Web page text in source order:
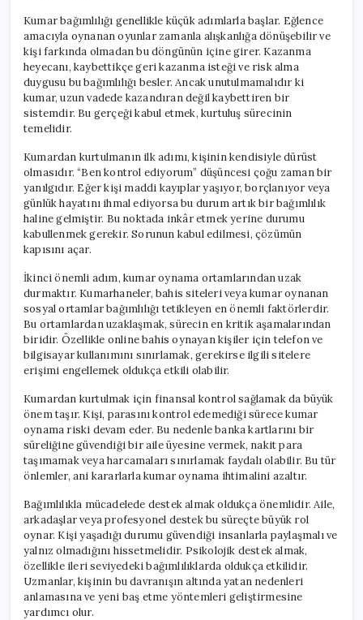
Kumar bağımlılığı genellikle küçük adımlarla başlar. Eğlence
amacıyla oynanan oyunlar zamanla alışkanlığa dönüşebilir ve
kişi farkında olmadan bu döngünün içine girer. Kazanma
heyecanı, kaybettikçe geri kazanma isteği ve risk alma
duygusu bu bağımlılığı besler. Ancak unutulmamalıdır ki
kumar, uzun vadede kazandıran değil kaybettiren bir
sistemdir. Bu gerçeği kabul etmek, kurtuluş sürecinin
temelidir.
Kumardan kurtulmanın ilk adımı, kişinin kendisiyle dürüst
olmasıdır. “Ben kontrol ediyorum” düşüncesi çoğu zaman bir
yanılgıdır. Eğer kişi maddi kayıplar yaşıyor, borçlanıyor veya
günlük hayatını ihmal ediyorsa bu durum artık bir bağımlılık
haline gelmiştir. Bu noktada inkâr etmek yerine durumu
kabullenmek gerekir. Sorunun kabul edilmesi, çözümün
kapısını açar.
İkinci önemli adım, kumar oynama ortamlarından uzak
durmaktır. Kumarhaneler, bahis siteleri veya kumar oynanan
sosyal ortamlar bağımlılığı tetikleyen en önemli faktörlerdir.
Bu ortamlardan uzaklaşmak, sürecin en kritik aşamalarından
biridir. Özellikle online bahis oynayan kişiler için telefon ve
bilgisayar kullanımını sınırlamak, gerekirse ilgili sitelere
erişimi engellemek oldukça etkili olabilir.
Kumardan kurtulmak için finansal kontrol sağlamak da büyük
önem taşır. Kişi, parasını kontrol edemediği sürece kumar
oynama riski devam eder. Bu nedenle banka kartlarını bir
süreliğine güvendiği bir aile üyesine vermek, nakit para
taşımamak veya harcamaları sınırlamak faydalı olabilir. Bu tür
önlemler, ani kararlarla kumar oynama ihtimalini azaltır.
Bağımlılıkla mücadelede destek almak oldukça önemlidir. Aile,
arkadaşlar veya profesyonel destek bu süreçte büyük rol
oynar. Kişi yaşadığı durumu güvendiği insanlarla paylaşmalı ve
yalnız olmadığını hissetmelidir. Psikolojik destek almak,
özellikle ileri seviyedeki bağımlılıklarda oldukça etkilidir.
Uzmanlar, kişinin bu davranışın altında yatan nedenleri
anlamasına ve yeni baş etme yöntemleri geliştirmesine
yardımcı olur.